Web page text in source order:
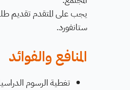
ستانفورد.
المنافع والفوائد
تغطية الرسوم